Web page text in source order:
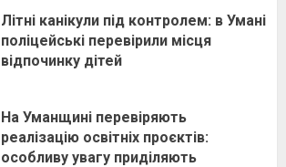
Літні канікули під контролем: в Умані
поліцейські перевірили місця
відпочинку дітей
На Уманщині перевіряють
реалізацію освітніх проєктів:
особливу увагу приділяють